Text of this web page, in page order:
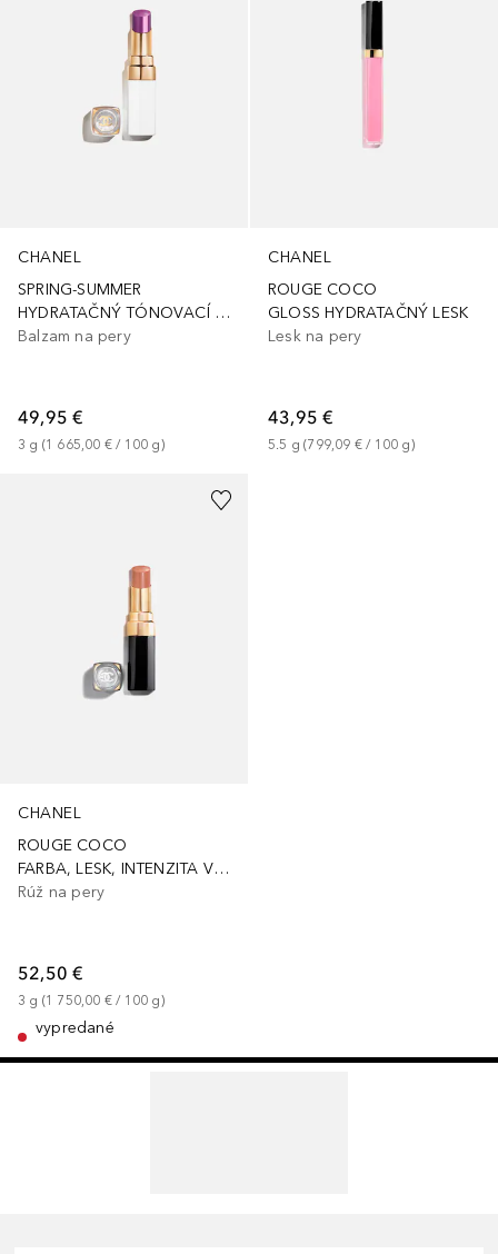
CHANEL
SPRING-SUMMER
HYDRATAČNÝ TÓNOVACÍ BALZAM NA PERY
Balzam na pery
49,95 €
3 g (1 665,00 € / 100 g)
CHANEL
ROUGE COCO
GLOSS HYDRATAČNÝ LESK
Lesk na pery
43,95 €
5.5 g (799,09 € / 100 g)
CHANEL
ROUGE COCO
FARBA, LESK, INTENZITA V ZÁBLESKU
Rúž na pery
52,50 €
3 g (1 750,00 € / 100 g)
vypredané